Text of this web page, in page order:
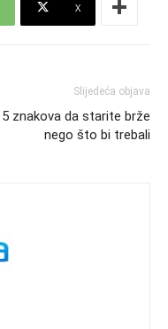
X
Slijedeća objava
5 znakova da starite brže
nego što bi trebali